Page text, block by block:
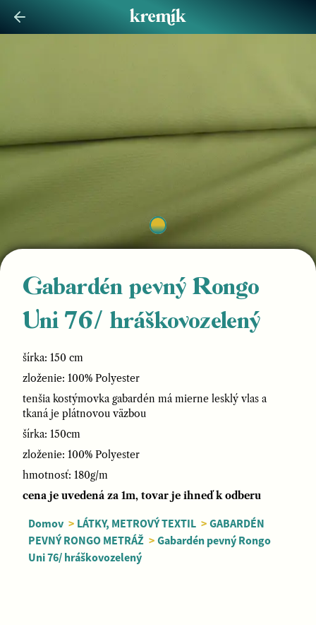
Gabardén pevný Rongo
Uni 76/ hráškovozelený
šírka: 150 cm
zloženie: 100% Polyester
tenšia kostýmovka gabardén má mierne lesklý vlas a
tkaná je plátnovou väzbou
šírka: 150cm
zloženie: 100% Polyester
hmotnosť: 180g/m
cena je uvedená za 1m, tovar je ihneď k odberu
Domov > LÁTKY, METROVÝ TEXTIL > GABARDÉN
PEVNÝ RONGO METRÁŽ > Gabardén pevný Rongo
Uni 76/ hráškovozelený